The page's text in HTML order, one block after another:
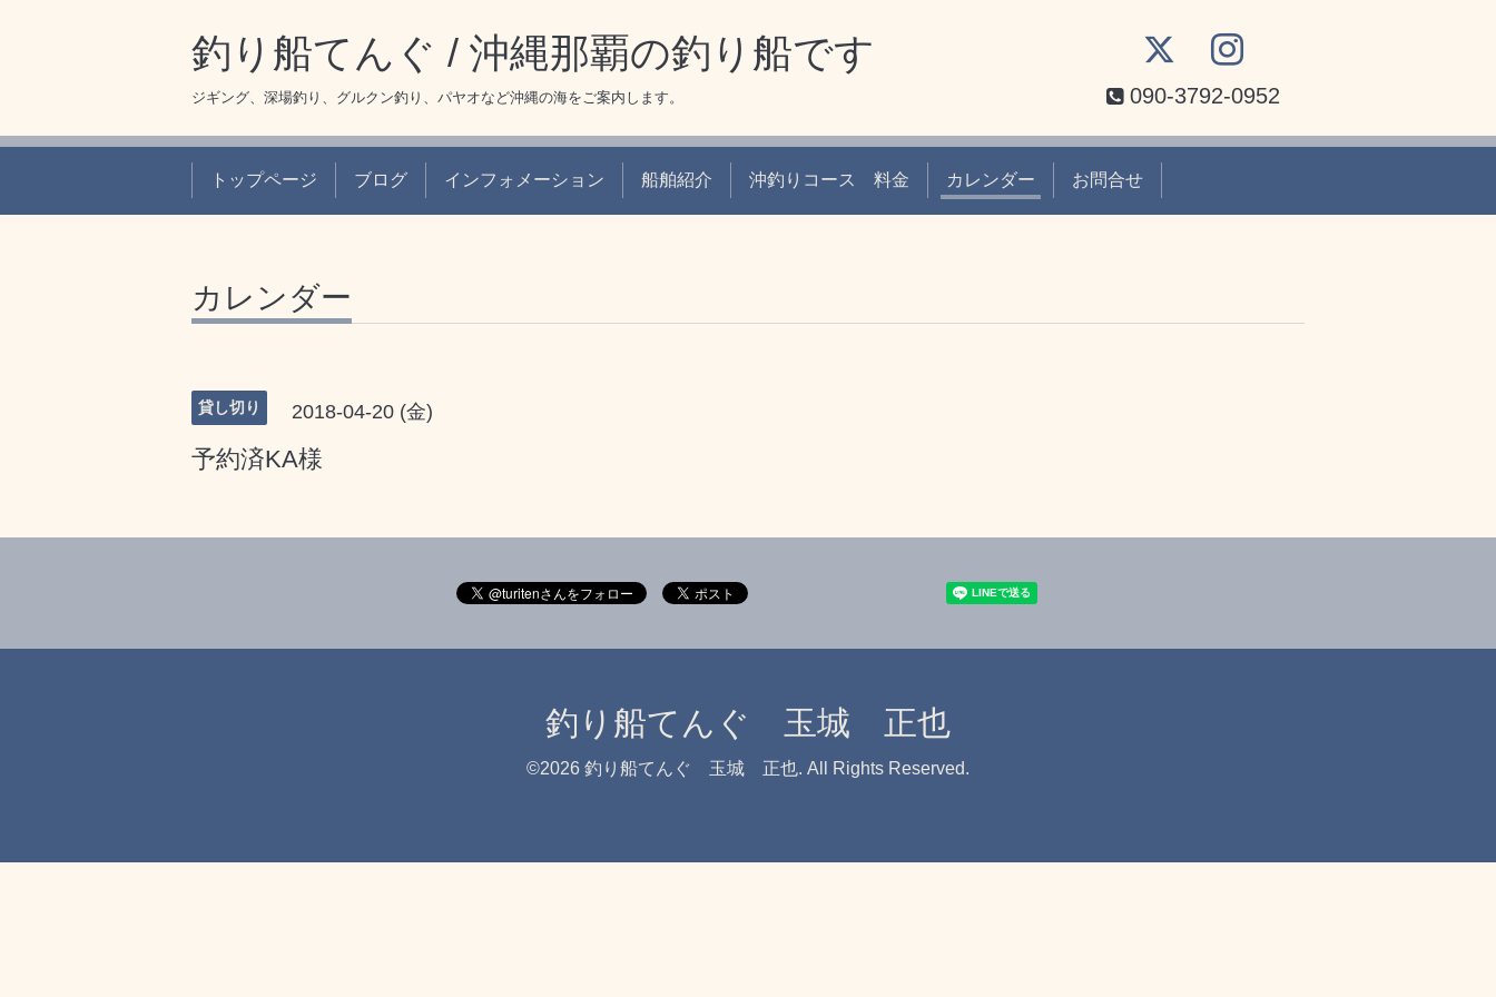
釣り船てんぐ / 沖縄那覇の釣り船です
ジギング、深場釣り、グルクン釣り、パヤオなど沖縄の海をご案内します。 090-3792-0952
トップページ ブログ インフォメーション 船舶紹介 沖釣りコース 料金 カレンダー お問合せ
カレンダー
貸し切り 2018-04-20 (金)
予約済KA様
釣り船てんぐ 玉城 正也
©2026 釣り船てんぐ 玉城 正也. All Rights Reserved.